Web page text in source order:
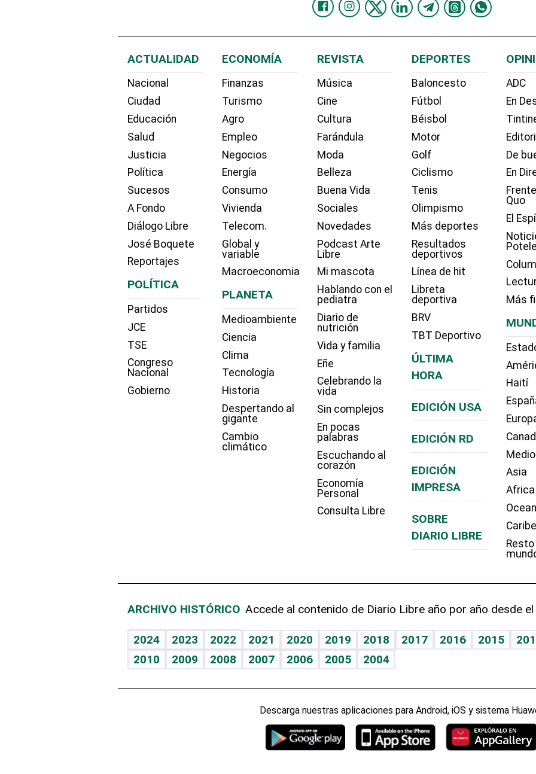
ACTUALIDAD
Nacional
Ciudad
Educación
Salud
Justicia
Política
Sucesos
A Fondo
Diálogo Libre
José Boquete
Reportajes
POLÍTICA
Partidos
JCE
TSE
Congreso
Nacional
Gobierno
ECONOMÍA
Finanzas
Turismo
Agro
Empleo
Negocios
Energía
Consumo
Vivienda
Telecom.
Global y
variable
Macroeconomia
PLANETA
Medioambiente
Ciencia
Clima
Tecnología
Historia
Despertando al
gigante
Cambio
climático
REVISTA
Música
Cine
Cultura
Farándula
Moda
Belleza
Buena Vida
Sociales
Novedades
Podcast Arte
Libre
Mi mascota
Hablando con el
pediatra
Diario de
nutrición
Vida y familia
Eñe
Celebrando la
vida
Sin complejos
En pocas
palabras
Escuchando al
corazón
Economía
Personal
Consulta Libre
DEPORTES
Baloncesto
Fútbol
Béisbol
Motor
Golf
Ciclismo
Tenis
Olimpismo
Más deportes
Resultados
deportivos
Línea de hit
Libreta
deportiva
BRV
TBT Deportivo
ÚLTIMA
HORA
EDICIÓN USA
EDICIÓN RD
EDICIÓN
IMPRESA
SOBRE
DIARIO LIBRE
ADC
En
De
En
Quo
El
Más
Haití
Asia
Africa
Caribe
Resto
ARCHIVO HISTÓRICO Accede al contenido de Diario Libre año por año desde
2024 2023 2022 2021 2020 2019 2018 2017 2016 2015
2010
2009 2008 2007 2006 2005 2004
Descarga nuestras aplicaciones para Android, iOS y sistema